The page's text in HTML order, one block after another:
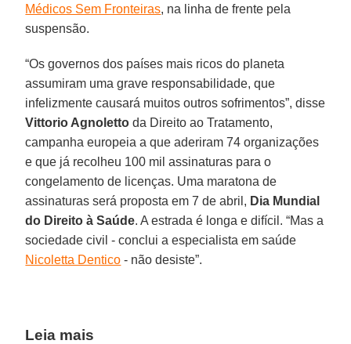
Médicos Sem Fronteiras, na linha de frente pela
suspensão.
“Os governos dos países mais ricos do planeta
assumiram uma grave responsabilidade, que
infelizmente causará muitos outros sofrimentos”, disse
Vittorio Agnoletto da Direito ao Tratamento,
campanha europeia a que aderiram 74 organizações
e que já recolheu 100 mil assinaturas para o
congelamento de licenças. Uma maratona de
assinaturas será proposta em 7 de abril, Dia Mundial
do Direito à Saúde. A estrada é longa e difícil. “Mas a
sociedade civil - conclui a especialista em saúde
Nicoletta Dentico - não desiste”.
Leia mais